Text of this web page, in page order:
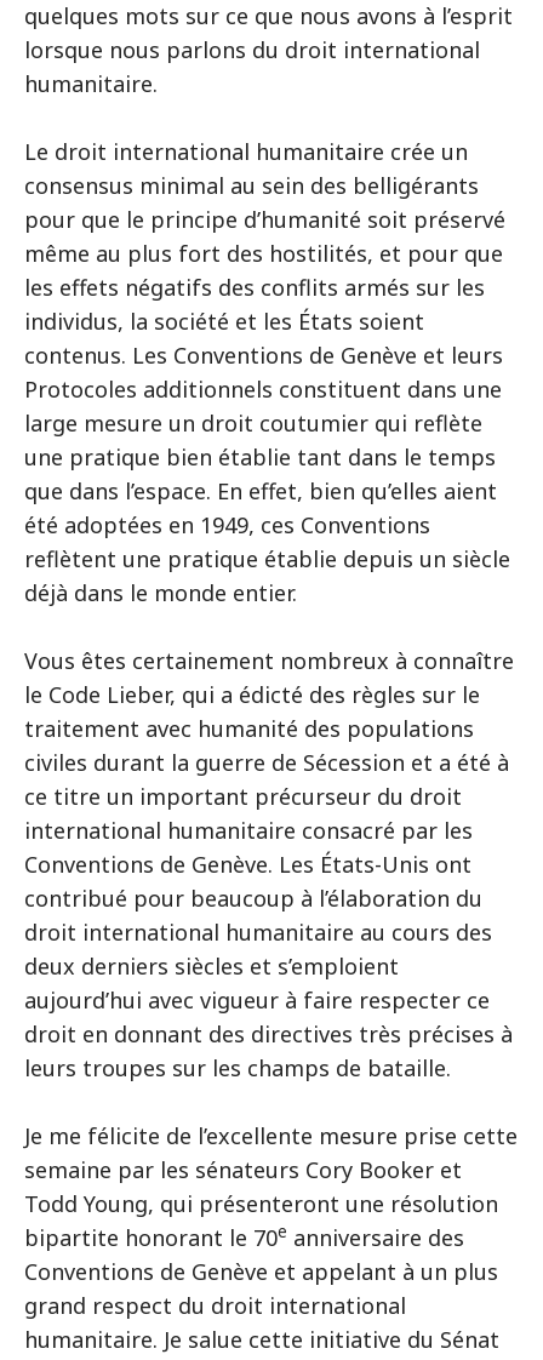
quelques mots sur ce que nous avons à l’esprit
lorsque nous parlons du droit international
humanitaire.
Le droit international humanitaire crée un
consensus minimal au sein des belligérants
pour que le principe d’humanité soit préservé
même au plus fort des hostilités, et pour que
les effets négatifs des conflits armés sur les
individus, la société et les États soient
contenus. Les Conventions de Genève et leurs
Protocoles additionnels constituent dans une
large mesure un droit coutumier qui reflète
une pratique bien établie tant dans le temps
que dans l’espace. En effet, bien qu’elles aient
été adoptées en 1949, ces Conventions
reflètent une pratique établie depuis un siècle
déjà dans le monde entier.
Vous êtes certainement nombreux à connaître
le Code Lieber, qui a édicté des règles sur le
traitement avec humanité des populations
civiles durant la guerre de Sécession et a été à
ce titre un important précurseur du droit
international humanitaire consacré par les
Conventions de Genève. Les États-Unis ont
contribué pour beaucoup à l’élaboration du
droit international humanitaire au cours des
deux derniers siècles et s’emploient
aujourd’hui avec vigueur à faire respecter ce
droit en donnant des directives très précises à
leurs troupes sur les champs de bataille.
Je me félicite de l’excellente mesure prise cette
semaine par les sénateurs Cory Booker et
Todd Young, qui présenteront une résolution
bipartite honorant le 70e anniversaire des
Conventions de Genève et appelant à un plus
grand respect du droit international
humanitaire. Je salue cette initiative du Sénat